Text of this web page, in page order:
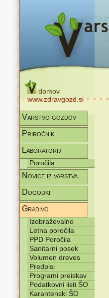
domov
www.zdravgozd.si
Varstvo gozdov
Priročnik
Laboratorij
Poročila
Novice iz varstva
Dogodki
Gradivo
Izobraževalno
Letna poročila
PPD Poročila
Sanitarni posek
Volumen dreves
Predpisi
Programi preiskav
Podatkovni listi ŠO
Karantenski ŠO